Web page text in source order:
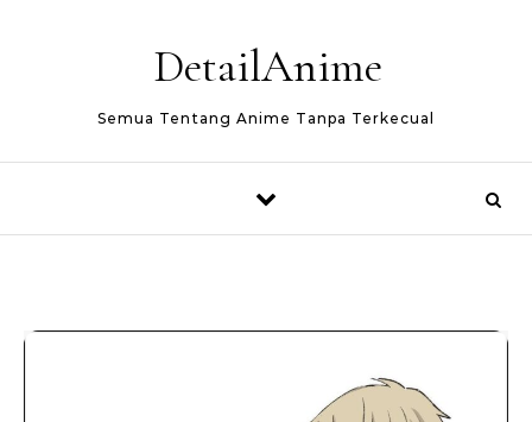
DetailAnime
Semua Tentang Anime Tanpa Terkecual